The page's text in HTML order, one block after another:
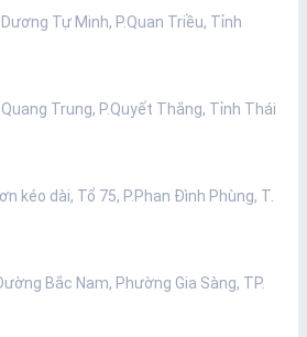
Tự Minh, P.Quan Triều, Tỉnh
Trung, P.Quyết Thắng, Tỉnh Thái
kéo dài, Tổ 75, P.Phan Đình Phùng, T.
Bắc Nam, Phường Gia Sàng, TP.